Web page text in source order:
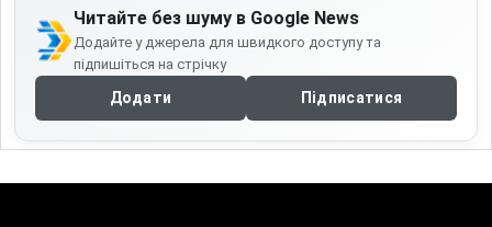
Читайте без шуму в Google News
Додайте у джерела для швидкого доступу та
підпишіться на стрічку
Додати Підписатися